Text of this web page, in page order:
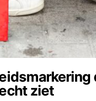
ziet